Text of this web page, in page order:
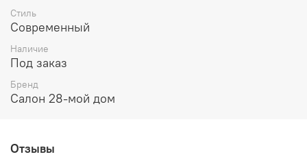
Стиль
Современный
Наличие
Под заказ
Бренд
Салон 28-мой дом
Отзывы